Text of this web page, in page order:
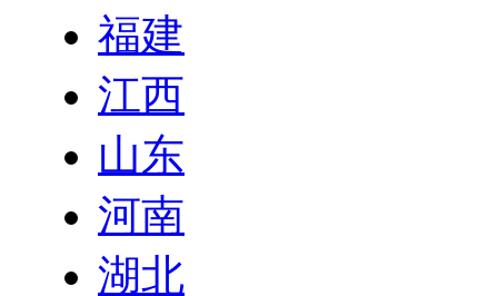
福建
江西
山东
河南
湖北